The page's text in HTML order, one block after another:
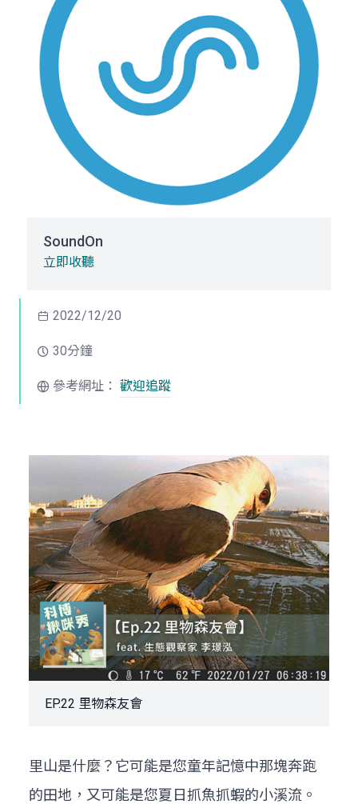
SoundOn
立即收聽
2022/12/20
30分鐘
參考網址： 歡迎追蹤
EP.22 里物森友會
里山是什麼？它可能是您童年記憶中那塊奔跑
的田地，又可能是您夏日抓魚抓蝦的小溪流。